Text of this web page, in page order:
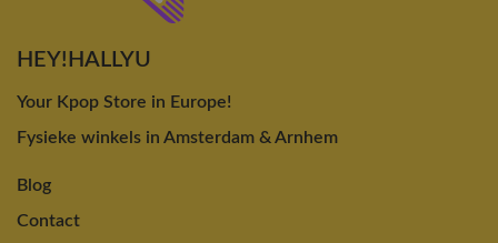
HEY!HALLYU
Your Kpop Store in Europe!
Fysieke winkels in Amsterdam & Arnhem
Blog
Contact